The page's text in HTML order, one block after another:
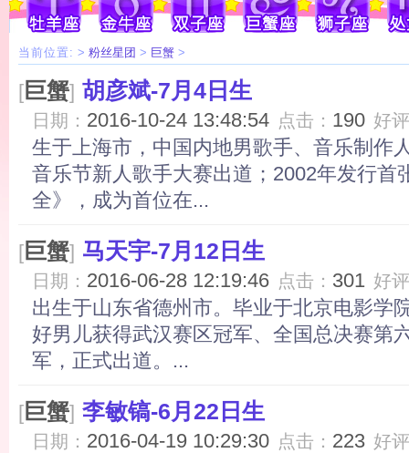
当前位置: > 粉丝星团 > 巨蟹 >
[ 巨蟹] 胡彦斌-7月4日生
日期： 2016-10-24 13:48:54 点击： 190 好
生于上海市，中国内地男歌手、音乐制作
音乐节新人歌手大赛出道；2002年发行首
全》，成为首位在...
[ 巨蟹] 马天宇-7月12日生
日期： 2016-06-28 12:19:46 点击： 301 好
出生于山东省德州市。毕业于北京电影学
好男儿获得武汉赛区冠军、全国总决赛第
军，正式出道。...
[ 巨蟹] 李敏镐-6月22日生
日期： 2016-04-19 10:29:30 点击： 223 好